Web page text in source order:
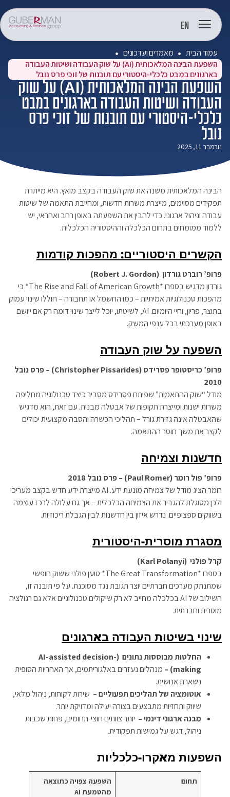
EN
עמוד הבית
מאמרים ועדכונים
השפעת הבינה המלאכותית (AI) על שוק העבודה ושיטות העבודה
בארגונים במבט כלכלי-היסטורי עם תובנות של זוכי פרס נובל
השפעת הבינה המלאכותית (AI) על שוק
העבודה ושיטות העבודה בארגונים במבט
כלכלי-היסטורי עם תובנות של זוכי פרס
נובל
נובמבר 11, 2025
הבינה המלאכותית משנה את שוק העבודה בקצב מואץ. היא מייתרת
תפקידים מסוימים, מייצרת משרות חדשות, ומחייבת התאמה של שיטות
עבודה וניהול ארגוני. כדי להבין את השפעתה באופן רחב ואחראי, יש
ללמוד ממומחים בתחום הכלכלה וההיסטוריה הכלכלית.
הקשרים היסטוריים: מהפכות קודמות
פרופ’ רוברט גורדון(Robert J. Gordon)
גורדון מדגיש בספרו *The Rise and Fall of American Growth* כי
מהפכות טכנולוגיות אמיתיות – כמו החשמל או תחבורה – חוללו שינוי עמוק
בתוצר, פריון, וחיי היומיום. AI, לשיטתו, יוכל לייצר שינוי דומה רק אם ייושם
באופן מערכתי בכל ענפי המשק.
השפעה על שוק העבודה
פרופ’ כריסטופר פסרידס(Christopher Pissarides) –
פרס נובל
2010
מודל “שוק ההתאמות” שפיתח פסרידס מסביר כיצד טכנולוגיה מחליפה
משרות ישנות ומייצרת תקופות של אבטלה מבנית. עם זאת, הוא מדגיש
שהאבטלה אינה גזירת גורל – תהליכי הכשרה והסבה מקצועית יכולים
לקצר את משך חוסר ההתאמה.
חדשנות וצמיחה
פרופ’ פול רומר(Paul Romer) –
פרס נובל 2018
רומר הציג מודל של צמיחה מונעת ידע. AI מייצרת ידע חדש בקצב מעריכי
ולכן מסוגלת להגביר את הצמיחה הכלכלית – אך גם עלולה לרכז עוצמה
בשווקים ספציפיים. נדרש איזון בין חדשנות לבין הגבלת ריכוזיות.
מסגרת מוסרית-היסטורית
קרל פולני(Karl Polanyi)
בספרו *The Great Transformation* טוען פולני ששוק חופשי
שמתנתק מערכים חברתיים יוצר תגובת נגד מסוכנת. על פי תובנה זו,
השילוב של AI בכלכלה מחייב לא רק שיקולים טכנולוגיים אלא גם רגולציה
מוסרית וחברתית.
שינוי בשיטות העבודה בארגונים
החלטות מבוססות נתונים (AI-assisted decision-
making)
– מנהלים נעזרים באלגוריתמים, אך האחריות הסופית
נשארת אנושית.
אוטומציה של תהליכים תפעוליים–שירות לקוחות, ניהול מלאי,
שיווק ותחזיות מתבצעים בצורה יעילה ומדויקת יותר.
מבנה ארגוני דינמי –יותר צוותים חוצי-תחומים, פחות שכבות
ניהול, דגש על גמישות תפקודית.
השפעות מאקרו-כלכליות
תחום
השפעה צפויה כתוצאה
מהטמעת AI